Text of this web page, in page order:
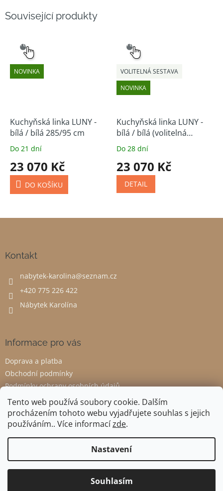
Tento web používá soubory cookie. Dalším
procházením tohoto webu vyjadřujete souhlas s jejich
používáním.. Více informacízde.
Nastavení
Souhlasím
Související produkty
NOVINKA
VÝBĚR
Kuchyňská linka LUNY -
bílá / bílá 285/95 cm
Do 21 dní
23 070 Kč
DO KOŠÍKU
NOVINKA
VOLITELNÁ SESTAVA
VÝBĚR
Kuchyňská linka LUNY -
bílá / bílá (volitelná
sestava)
Do 28 dní
23 070 Kč
DETAIL
Kontakt
nabytek-karolina@seznam.cz
+420 775 226 422
Nábytek Karolína
Informace pro vás
Doprava a platba
Obchodní podmínky
Podmínky ochrany osobních údajů
Odstoupení od smlouvy
Copyright 2026Nábytek Karolína. Všechna práva vyhrazena.
Upravit nastavení cookies